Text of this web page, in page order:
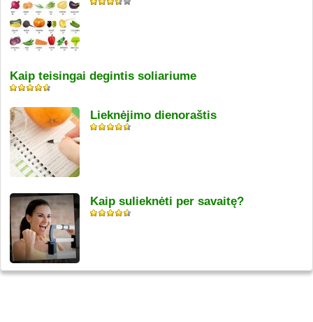
Kaip teisingai degintis soliariume
Lieknėjimo dienoraštis
Kaip sulieknėti per savaitę?